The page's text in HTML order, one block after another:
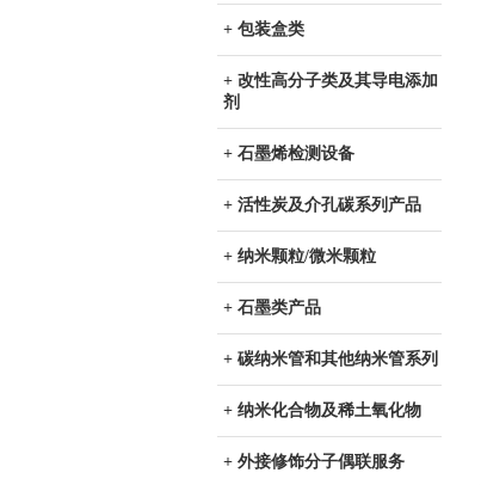
+ 包装盒类
+ 改性高分子类及其导电添加
剂
+ 石墨烯检测设备
+ 活性炭及介孔碳系列产品
+ 纳米颗粒/微米颗粒
+ 石墨类产品
+ 碳纳米管和其他纳米管系列
+ 纳米化合物及稀土氧化物
+ 外接修饰分子偶联服务